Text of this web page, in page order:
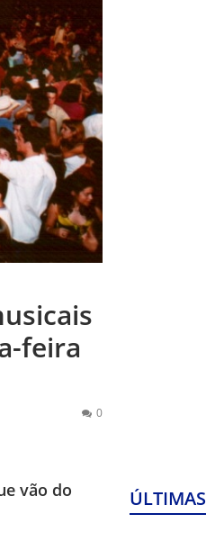
feira
0
vão do
ÚLTIMAS